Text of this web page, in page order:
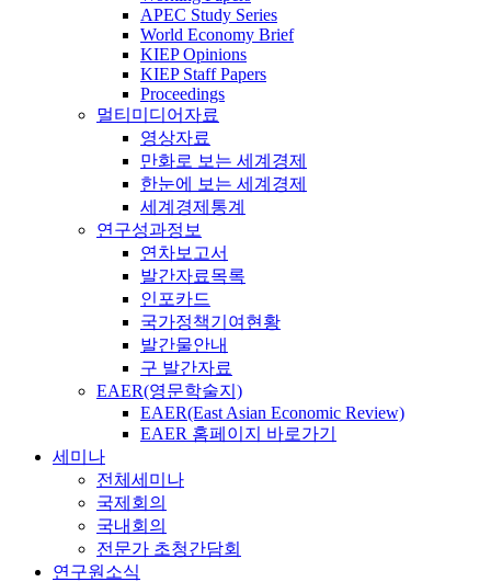
APEC Study Series
World Economy Brief
KIEP Opinions
KIEP Staff Papers
Proceedings
멀티미디어자료
영상자료
만화로 보는 세계경제
한눈에 보는 세계경제
세계경제통계
연구성과정보
연차보고서
발간자료목록
인포카드
국가정책기여현황
발간물안내
구 발간자료
EAER(영문학술지)
EAER(East Asian Economic Review)
EAER 홈페이지 바로가기
세미나
전체세미나
국제회의
국내회의
전문가 초청간담회
연구원소식